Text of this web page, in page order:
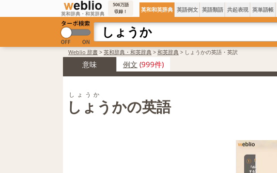
英和辞典・和英辞典
506万語
収録！
英和和英辞典 英語例文 英語類語 共起表現 英単語帳
Weblio 辞書 > 英和辞典・和英辞典 > 和英辞典 > しょうかの英語・英訳
意味 例文 (999件)
しょうかの英語
しょうか